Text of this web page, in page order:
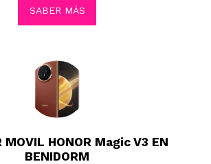
SABER MÁS
MOVIL HONOR Magic V3 EN
BENIDORM